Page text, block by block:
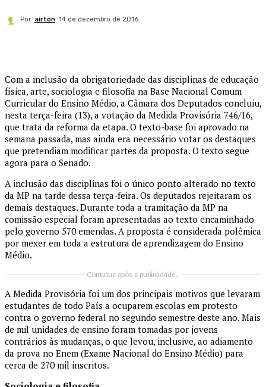
Por airton 14 de dezembro de 2016
Com a inclusão da obrigatoriedade das disciplinas de educação
física, arte, sociologia e filosofia na Base Nacional Comum
Curricular do Ensino Médio, a Câmara dos Deputados concluiu,
nesta terça-feira (13), a votação da Medida Provisória 746/16,
que trata da reforma da etapa. O texto-base foi aprovado na
semana passada, mas ainda era necessário votar os destaques
que pretendiam modificar partes da proposta. O texto segue
agora para o Senado.
A inclusão das disciplinas foi o único ponto alterado no texto
da MP na tarde dessa terça-feira. Os deputados rejeitaram os
demais destaques. Durante toda a tramitação da MP na
comissão especial foram apresentadas ao texto encaminhado
pelo governo 570 emendas. A proposta é considerada polêmica
por mexer em toda a estrutura de aprendizagem do Ensino
Médio.
Continua após a publicidade..
A Medida Provisória foi um dos principais motivos que levaram
estudantes de todo País a ocuparem escolas em protesto
contra o governo federal no segundo semestre deste ano. Mais
de mil unidades de ensino foram tomadas por jovens
contrários às mudanças, o que levou, inclusive, ao adiamento
da prova no Enem (Exame Nacional do Ensino Médio) para
cerca de 270 mil inscritos.